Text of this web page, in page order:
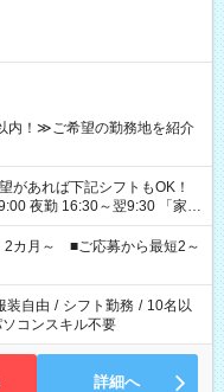
内！≫ご希望の勤務地を紹介
勤 16:30～翌9:30 「家族
って夕飯の準備がしたい」
ど、ご希望を教えてください
合計で週40時間を超える場
2カ月～ ■ご応募から最短2～
装自由 / シフト勤務 / 10名以
コンスキル不要
詳細へ